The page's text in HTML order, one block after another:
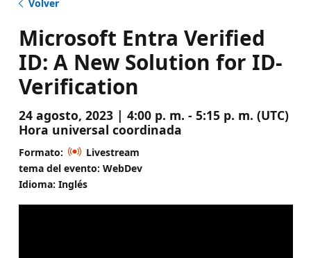
Volver
Microsoft Entra Verified
ID: A New Solution for ID-
Verification
24 agosto, 2023 | 4:00 p. m. - 5:15 p. m. (UTC)
Hora universal coordinada
Formato:
Livestream
tema del evento: WebDev
Idioma: Inglés